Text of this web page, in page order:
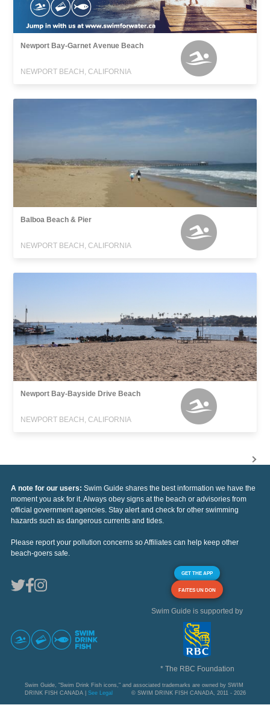
Newport Bay-Garnet Avenue Beach
NEWPORT BEACH, CALIFORNIA
Balboa Beach & Pier
NEWPORT BEACH, CALIFORNIA
Newport Bay-Bayside Drive Beach
NEWPORT BEACH, CALIFORNIA
A note for our users: Swim Guide shares the best information we have the
moment you ask for it. Always obey signs at the beach or advisories from
official government agencies. Stay alert and check for other swimming
hazards such as dangerous currents and tides.
Please report your pollution concerns so Affiliates can help keep other
beach-goers safe.
GET THE APP
FAITES UN DON
Swim Guide is supported by
* The RBC Foundation
Swim Guide, "Swim Drink Fish icons," and associated trademarks are owned by SWIM
DRINK FISH CANADA | See Legal © SWIM DRINK FISH CANADA, 2011 - 2026